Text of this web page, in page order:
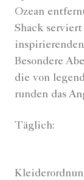
Ozean
Shack
Besondere
die von
runden das
Täglich: